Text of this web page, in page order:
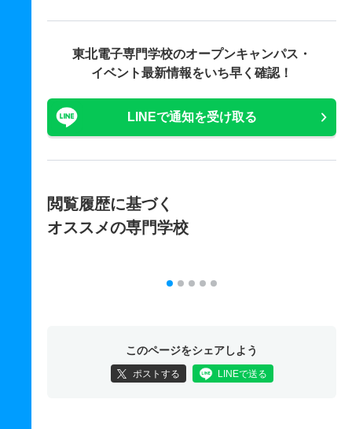
東北電子専門学校のオープンキャンパス・
イベント最新情報をいち早く確認！
LINEで通知を受け取る
閲覧履歴に基づく
オススメの専門学校
このページをシェアしよう
ポストする LINEで送る